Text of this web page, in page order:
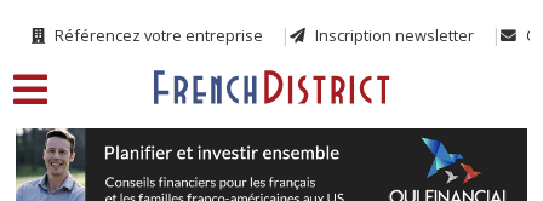
Référencez votre entreprise Inscription newsletter